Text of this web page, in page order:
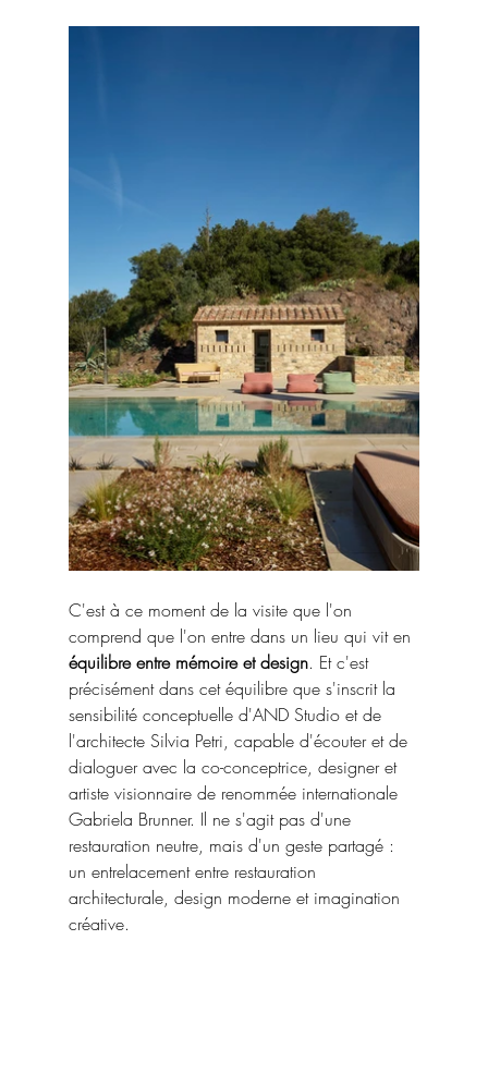
C'est à ce moment de la visite que l'on
comprend que l'on entre dans un lieu qui vit en
équilibre entre mémoire et design. Et c'est
précisément dans cet équilibre que s'inscrit la
sensibilité conceptuelle d'AND Studio et de
l'architecte Silvia Petri, capable d'écouter et de
dialoguer avec la co-conceptrice, designer et
artiste visionnaire de renommée internationale
Gabriela Brunner. Il ne s'agit pas d'une
restauration neutre, mais d'un geste partagé :
un entrelacement entre restauration
architecturale, design moderne et imagination
créative.